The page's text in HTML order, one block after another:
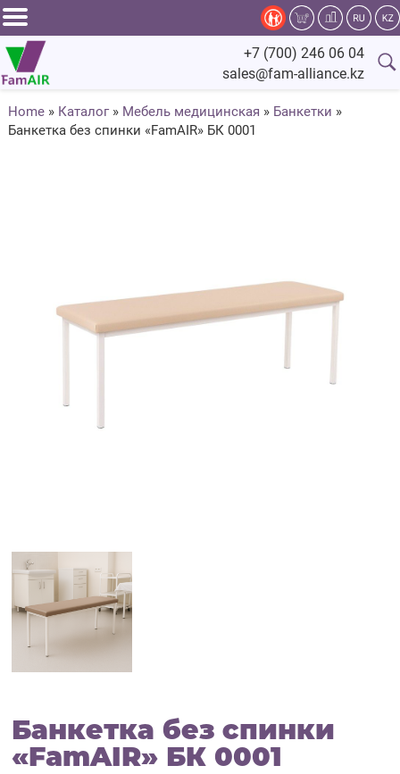
Задать
вопрос
специалисту
Главная
Сервис
+7 (700) 246 06 04
sales@fam-alliance.kz
Home » Каталог » Мебель медицинская » Банкетки »
Банкетка без спинки «FamAIR» БК 0001
Банкетка без спинки
«FamAIR» БК 0001